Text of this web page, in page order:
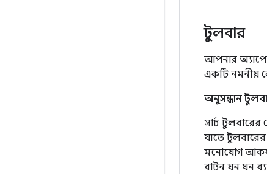
টুলবার
আপনার
একটি নমনীয়
অনুসন্ধান
সার্চ
যাতে
মনোযোগ
বাটন ঘন ঘন